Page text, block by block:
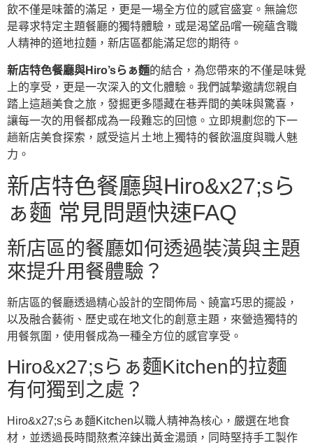
飲不僅是味蕾的滿足，更是一場全方位的感官盛宴。無論您
是尋求特定主題餐廳的獨特體驗，或是渴望品嚐一碗蘊含職
人精神的道地拉麵，新店區都能滿足您的期待。
新店特色餐廳與Hiro’sらぁ麵的結合，為您帶來的不僅是味覺
上的享受，更是一次深入的文化體驗。我們誠摯邀請您親自
踏上這趟美食之旅，發掘更多隱藏在巷弄間的美味與驚喜，
讓每一次的用餐都成為一段難忘的回憶。立即規劃您的下一
趟新店美食探索，感受這片土地上獨特的餐飲溫度與職人魅
力。
新店特色餐廳與Hiro&x27;sら
ぁ麵 常見問題快速FAQ
新店區的餐廳如何透過裝潢與主題
來提升用餐體驗？
新店區的餐廳透過精心設計的空間佈局、饒富巧思的擺設，
以及融合藝術、歷史或在地文化的創意主題，來營造獨特的
用餐氛圍，使用餐成為一種全方位的感官享受。
Hiro&x27;sらぁ麵Kitchen的拉麵
有何獨到之處？
Hiro&x27;sらぁ麵Kitchen以職人精神為核心，嚴選在地食
材，並透過長時間熬煮淬鍊出黃金湯頭，同時堅持手工製作